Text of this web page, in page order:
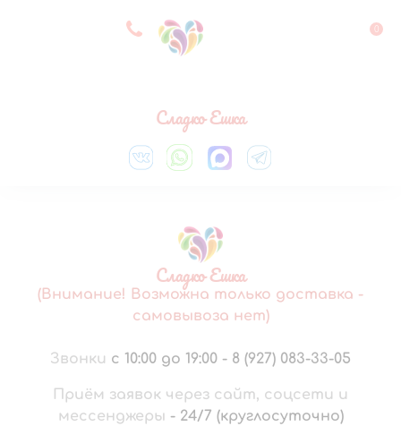
8 927 083 33 05 0
Сладко Ешка
Сладко Ешка
(Внимание! Возможна только доставка -
самовывоза нет)
Звонки с 10:00 до 19:00 - 8 (927) 083-33-05
Приём заявок через сайт, соцсети и
мессенджеры - 24/7 (круглосуточно)